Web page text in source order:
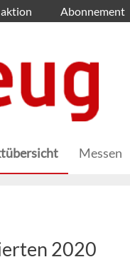
Abonnement
Messen
2020